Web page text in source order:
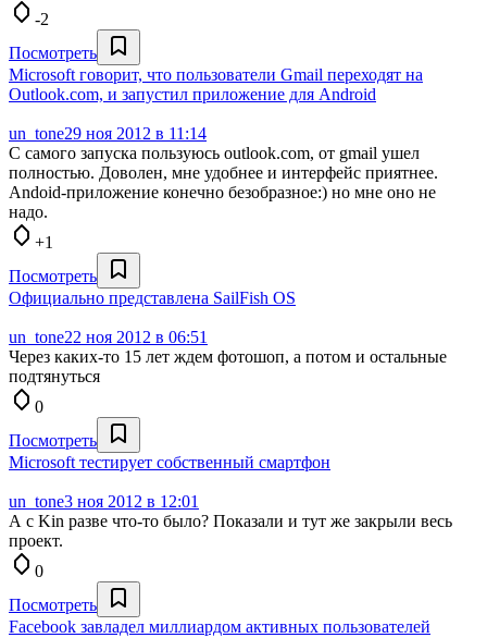
-2
Посмотреть
Microsoft говорит, что пользователи Gmail переходят на
Outlook.com, и запустил приложение для Android
un_tone29 ноя 2012 в 11:14
С самого запуска пользуюсь outlook.com, от gmail ушел
полностью. Доволен, мне удобнее и интерфейс приятнее.
Andoid-приложение конечно безобразное:) но мне оно не
надо.
+1
Посмотреть
Официально представлена SailFish OS
un_tone22 ноя 2012 в 06:51
Через каких-то 15 лет ждем фотошоп, а потом и остальные
подтянуться
0
Посмотреть
Microsoft тестирует собственный смартфон
un_tone3 ноя 2012 в 12:01
А с Kin разве что-то было? Показали и тут же закрыли весь
проект.
0
Посмотреть
Facebook завладел миллиардом активных пользователей